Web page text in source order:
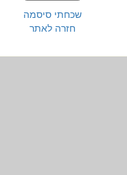
שכחתי סיסמה
חזרה לאתר